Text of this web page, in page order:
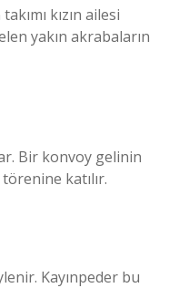
kızın ailesi
yakın akrabaların
Bir konvoy gelinin
katılır.
Kayınpeder bu